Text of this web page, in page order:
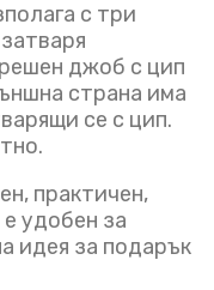
с три
джоб с цип
страна има
се с цип.
практичен,
удобен за
идея за подарък